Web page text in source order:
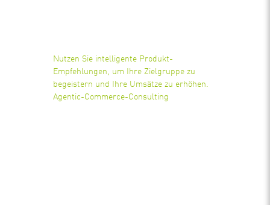
Nutzen Sie intelligente Produkt-
Empfehlungen, um Ihre Zielgruppe zu
begeistern und Ihre Umsätze zu erhöhen.
Agentic-Commerce-Consulting